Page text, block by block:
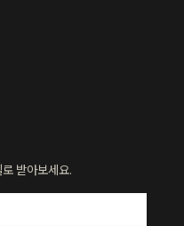
받아보세요.